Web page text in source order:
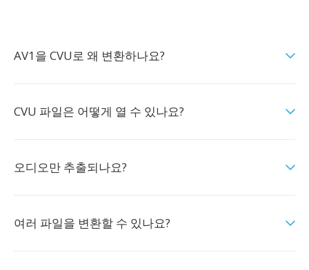
AV1을 CVU로 왜 변환하나요?
CVU 파일은 어떻게 열 수 있나요?
오디오만 추출되나요?
여러 파일을 변환할 수 있나요?